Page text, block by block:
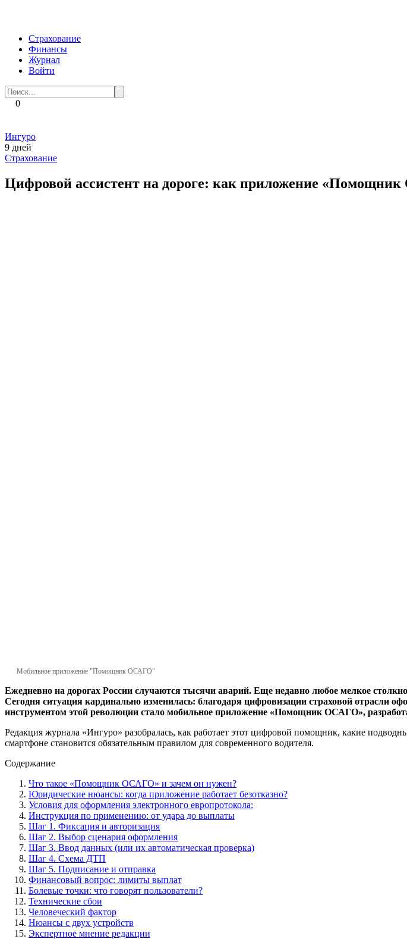
Страхование
Финансы
Журнал
Войти
Search
for:0
Ингуро
9 дней
Страхование
Цифровой ассистент на дороге: как приложение
Мобильное приложение "Помощник ОСАГО"
Ежедневно на дорогах России случаются тысячи аварий. Еще недавно любое мелкое
Сегодня ситуация кардинально изменилась: благодаря цифровизации страховой
инструментом этой революции стало мобильное приложение «Помощник ОСАГО»,
Редакция журнала «Ингуро» разобралась, как работает этот цифровой помощник, какие
смартфоне становится обязательным правилом для современного водителя.
Содержание
Что такое «Помощник ОСАГО» и зачем он нужен?
Юридические нюансы: когда приложение работает безотказно?
Условия для оформления электронного европротокола:
Инструкция по применению: от удара до выплаты
Шаг 1. Фиксация и авторизация
Шаг 2. Выбор сценария оформления
Шаг 3. Ввод данных (или их автоматическая проверка)
Шаг 4. Схема ДТП
Шаг 5. Подписание и отправка
Финансовый вопрос: лимиты выплат
Болевые точки: что говорят пользователи?
Технические сбои
Человеческий фактор
Нюансы с двух устройств
Экспертное мнение редакции